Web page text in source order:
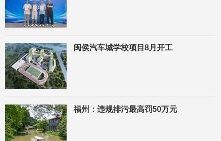
闽侯汽车城学校项目8月开工
福州：违规排污最高罚50万元